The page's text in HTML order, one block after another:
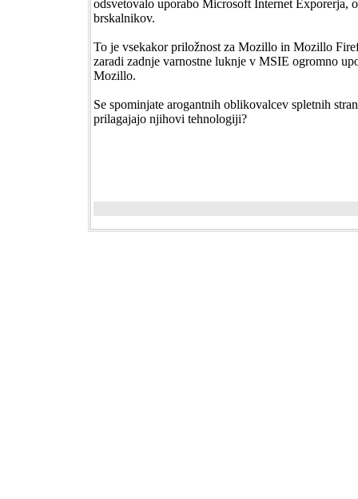
odsvetovalo uporabo Microsoft Internet Exporerja,
brskalnikov.
To je vsekakor priložnost za Mozillo in Mozillo
zaradi zadnje varnostne luknje v MSIE ogromno
Mozillo.
Se spominjate arogantnih oblikovalcev spletnih
prilagajajo njihovi tehnologiji?